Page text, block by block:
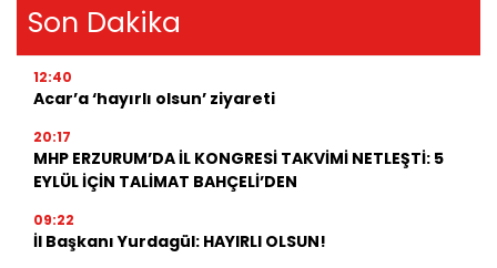
Son Dakika
12:40
Acar’a ‘hayırlı olsun’ ziyareti
20:17
MHP ERZURUM’DA İL KONGRESİ TAKVİMİ NETLEŞTİ: 5
EYLÜL İÇİN TALİMAT BAHÇELİ’DEN
09:22
İl Başkanı Yurdagül: HAYIRLI OLSUN!